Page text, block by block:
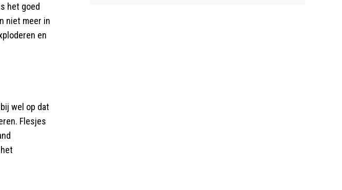
het goed
niet meer in
en
wel op dat
Flesjes